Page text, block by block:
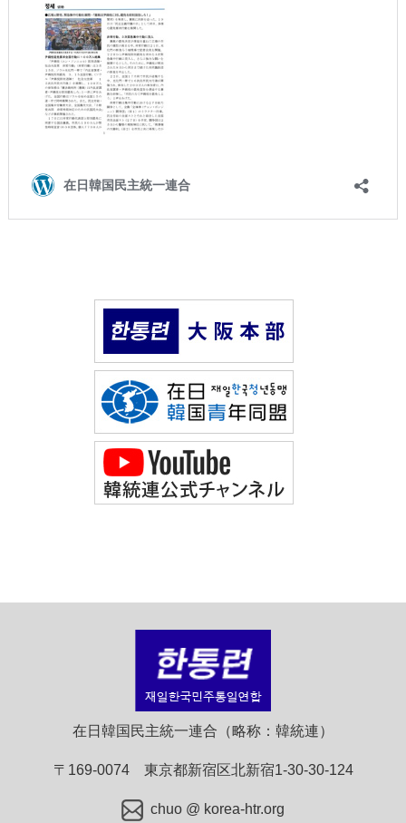
在日韓国民主統一連合（略称：韓統連）
〒169-0074 東京都新宿区北新宿1-30-30-124
chuo @ korea-htr.org